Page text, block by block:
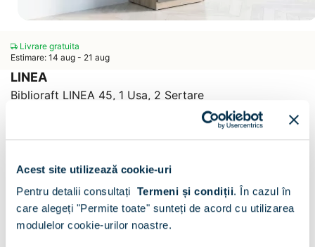
Acest site utilizează cookie-uri
Pentru detalii consultați Termeni și condiții. În cazul în
care alegeți "Permite toate" sunteți de acord cu utilizarea
modulelor cookie-urilor noastre.
Livrare gratuita
Estimare: 14 aug - 21 aug
LINEA
Biblioraft LINEA 45, 1 Usa, 2 Sertare
Scrie un comentariu
CONFIGURATOR
Decor : Oak / Antracit